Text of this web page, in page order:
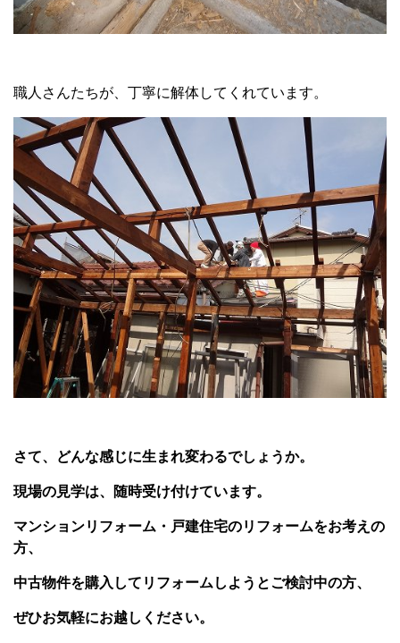
職人さんたちが、丁寧に解体してくれています。
さて、どんな感じに生まれ変わるでしょうか。
現場の見学は、随時受け付けています。
マンションリフォーム・戸建住宅のリフォームをお考えの
方、
中古物件を購入してリフォームしようとご検討中の方、
ぜひお気軽にお越しください。